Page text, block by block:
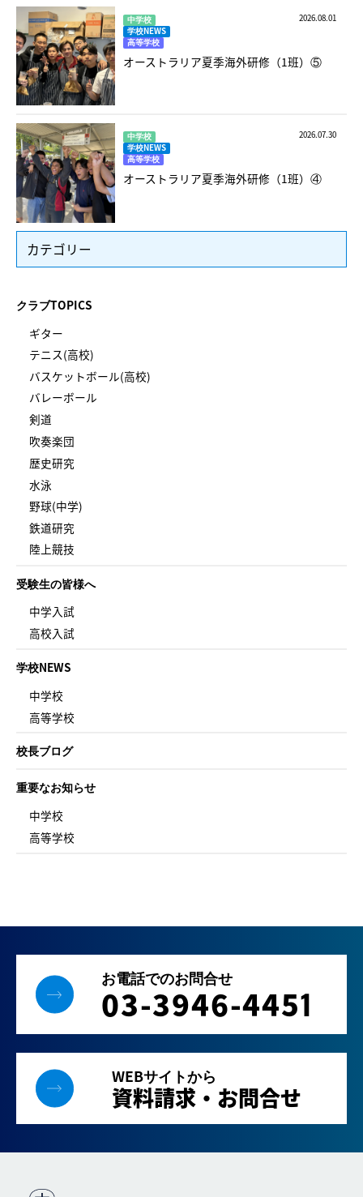
中学校
学校NEWS
高等学校
2026.08.01
オーストラリア夏季海外研修（1班）⑤
中学校
学校NEWS
高等学校
2026.07.30
オーストラリア夏季海外研修（1班）④
カテゴリー
クラブTOPICS
ギター
テニス(高校)
バスケットボール(高校)
バレーボール
剣道
吹奏楽団
歴史研究
水泳
野球(中学)
鉄道研究
陸上競技
受験生の皆様へ
中学入試
高校入試
学校NEWS
中学校
高等学校
校長ブログ
重要なお知らせ
中学校
高等学校
お電話でのお問合せ
03-3946-4451
WEBサイトから
資料請求・お問合せ